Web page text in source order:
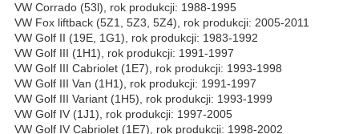
VW Corrado (53l), rok produkcji: 1988-1995
VW Fox liftback (5Z1, 5Z3, 5Z4), rok produkcji: 2005-2011
VW Golf II (19E, 1G1), rok produkcji: 1983-1992
VW Golf III (1H1), rok produkcji: 1991-1997
VW Golf III Cabriolet (1E7), rok produkcji: 1993-1998
VW Golf III Van (1H1), rok produkcji: 1991-1997
VW Golf III Variant (1H5), rok produkcji: 1993-1999
VW Golf IV (1J1), rok produkcji: 1997-2005
VW Golf IV Cabriolet (1E7), rok produkcji: 1998-2002